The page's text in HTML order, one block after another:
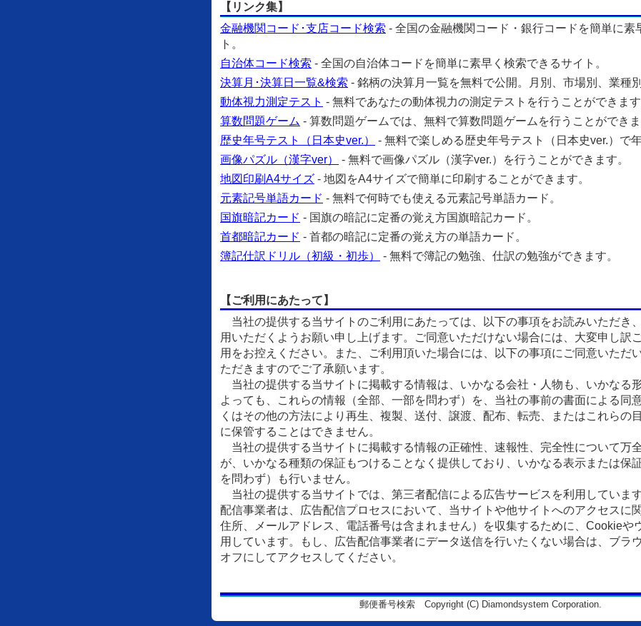
【リンク集】
金融機関コード･支店コード検索 - 全国の金融機関コード・銀行コードを簡単に素
ト。
自治体コード検索 - 全国の自治体コードを簡単に素早く検索できるサイト。
決算月･決算日一覧&検索 - 銘柄の決算月一覧を無料で公開。月別、市場別、業種
動体視力測定テスト - 無料であなたの動体視力の測定テストを行うことができます
算数問題ゲーム - 算数問題ゲームでは、無料で算数問題ゲームを行うことができま
歴史年号テスト（日本史ver.）
- 無料で楽しめる歴史年号テスト（日本史ver.）で年
画像パズル（漢字ver）
- 無料で画像パズル（漢字ver.）を行うことができます。
地図印刷A4サイズ - 地図をA4サイズで簡単に印刷することができます。
元素記号単語カード - 無料で何時でも使える元素記号単語カード。
国旗暗記カード - 国旗の暗記に定番の覚え方国旗暗記カード。
首都暗記カード - 首都の暗記に定番の覚え方の単語カード。
簿記仕訳ドリル（初級・初歩）
- 無料で簿記の勉強、仕訳の勉強ができます。
【ご利用にあたって】
当社の提供する当サイトのご利用にあたっては、以下の事項をお読みいただき
用いただくようお願い申し上げます。ご同意いただけない場合には、大変申し訳
用をお控えください。また、ご利用頂いた場合には、以下の事項にご同意いただ
ただきますのでご了承願います。
当社の提供する当サイトに掲載する情報は、いかなる会社・人物も、いかなる
よっても、これらの情報（全部、一部を問わず）を、当社の事前の書面による同
くはその他の方法により再生、複製、送付、譲渡、配布、転売、またはこれらの
に保管することはできません。
当社の提供する当サイトに掲載する情報の正確性、速報性、完全性について万
が、いかなる種類の保証もつけることなく提供しており、いかなる表示または保
を問わず）も行いません。
当社の提供する当サイトでは、第三者配信による広告サービスを利用していま
配信事業者は、広告配信プロセスにおいて、当サイトや他サイトへのアクセスに
住所、メールアドレス、電話番号は含まれません）を収集するために、Cookieや
用しています。もし、広告配信事業者にデータ送信を行いたくない場合は、ブラ
オフにしてアクセスしてください。
郵便番号検索 Copyright (C) Diamondsystem Corporation.